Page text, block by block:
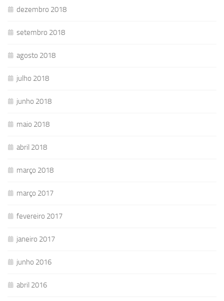
dezembro 2018
setembro 2018
agosto 2018
julho 2018
junho 2018
maio 2018
abril 2018
março 2018
março 2017
fevereiro 2017
janeiro 2017
junho 2016
abril 2016